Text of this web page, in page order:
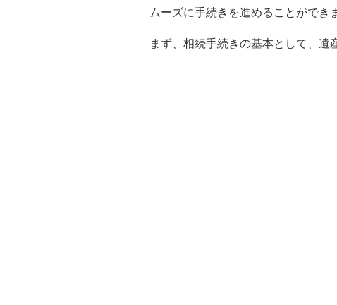
ムーズに手続きを進めることができ
まず、相続手続きの基本として、遺